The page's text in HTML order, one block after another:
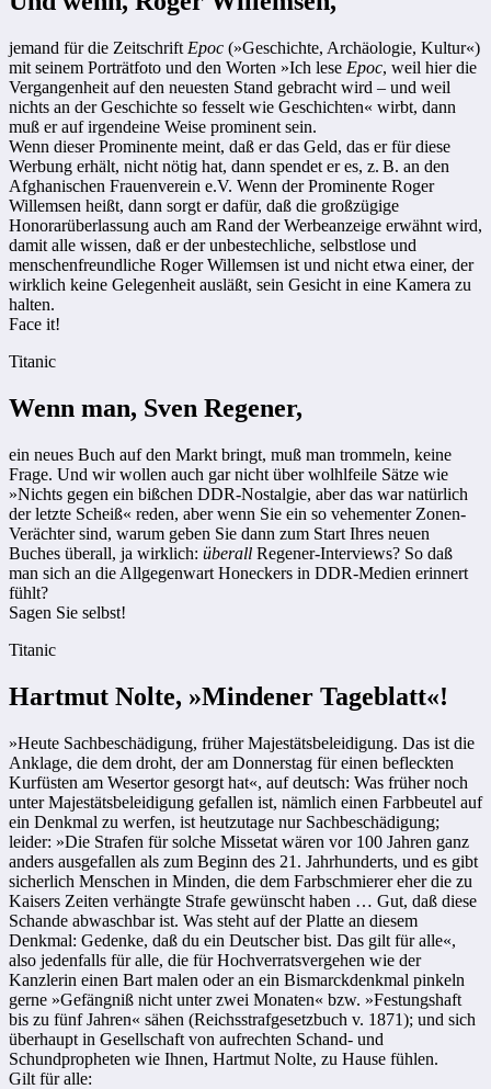
jemand für die Zeitschrift Epoc (»Geschichte, Archäologie, Kultur«)
mit seinem Porträtfoto und den Worten »Ich lese Epoc, weil hier die
Vergangenheit auf den neuesten Stand gebracht wird – und weil
nichts an der Geschichte so fesselt wie Geschichten« wirbt, dann
muß er auf irgendeine Weise prominent sein.
Wenn dieser Prominente meint, daß er das Geld, das er für diese
Werbung erhält, nicht nötig hat, dann spendet er es, z. B. an den
Afghanischen Frauenverein e.V. Wenn der Prominente Roger
Willemsen heißt, dann sorgt er dafür, daß die großzügige
Honorarüberlassung auch am Rand der Werbeanzeige erwähnt wird,
damit alle wissen, daß er der unbestechliche, selbstlose und
menschenfreundliche Roger Willemsen ist und nicht etwa einer, der
wirklich keine Gelegenheit ausläßt, sein Gesicht in eine Kamera zu
halten.
Face it!
Titanic
Wenn man, Sven Regener,
ein neues Buch auf den Markt bringt, muß man trommeln, keine
Frage. Und wir wollen auch gar nicht über wolhlfeile Sätze wie
»Nichts gegen ein bißchen DDR-Nostalgie, aber das war natürlich
der letzte Scheiß« reden, aber wenn Sie ein so vehementer Zonen-
Verächter sind, warum geben Sie dann zum Start Ihres neuen
Buches überall, ja wirklich: überall Regener-Interviews? So daß
man sich an die Allgegenwart Honeckers in DDR-Medien erinnert
fühlt?
Sagen Sie selbst!
Titanic
Hartmut Nolte, »Mindener Tageblatt«!
»Heute Sachbeschädigung, frü­­her Majestätsbeleidigung. Das ist die
­Anklage, die dem droht, der am ­Donnerstag für einen befleckten
Kurfüsten am Wesertor gesorgt hat«, auf deutsch: Was früher noch
unter Majestätsbeleidigung gefallen ist, nämlich einen Farbbeutel auf
ein Denkmal zu werfen, ist heutzutage nur Sachbeschädigung;
leider: »Die Strafen für solche Missetat wären vor 100 Jahren ganz
anders ausgefallen als zum Beginn des 21. Jahrhunderts, und es gibt
sicherlich Menschen in Minden, die dem Farbschmierer eher die zu
Kaisers Zeiten verhängte Strafe gewünscht haben … Gut, daß diese
Schande abwaschbar ist. Was steht auf der Platte an diesem
Denkmal: Gedenke, daß du ein Deutscher bist. Das gilt für alle«,
also jedenfalls für alle, die für Hochverratsvergehen wie der
Kanzlerin einen Bart malen oder an ein Bismarckdenkmal pinkeln
gerne »Gefängniß nicht unter zwei Monaten« bzw. »Festungshaft
bis zu fünf Jahren« sähen (Reichsstrafgesetzbuch v. 1871); und sich
überhaupt in Gesellschaft von aufrechten Schand- und
Schundpropheten wie Ihnen, Hartmut Nolte, zu Hause fühlen.
Gilt für alle: